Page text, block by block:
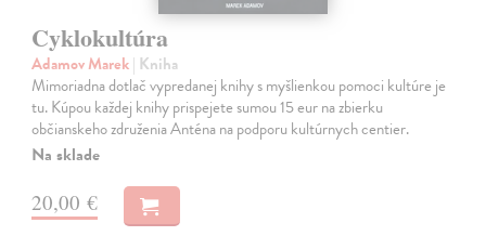
Cyklokultúra
Adamov Marek| Kniha
Mimoriadna dotlač vypredanej knihy s myšlienkou pomoci kultúre je
tu. Kúpou každej knihy prispejete sumou 15 eur na zbierku
občianskeho združenia Anténa na podporu kultúrnych centier.
Na sklade
20,00 €